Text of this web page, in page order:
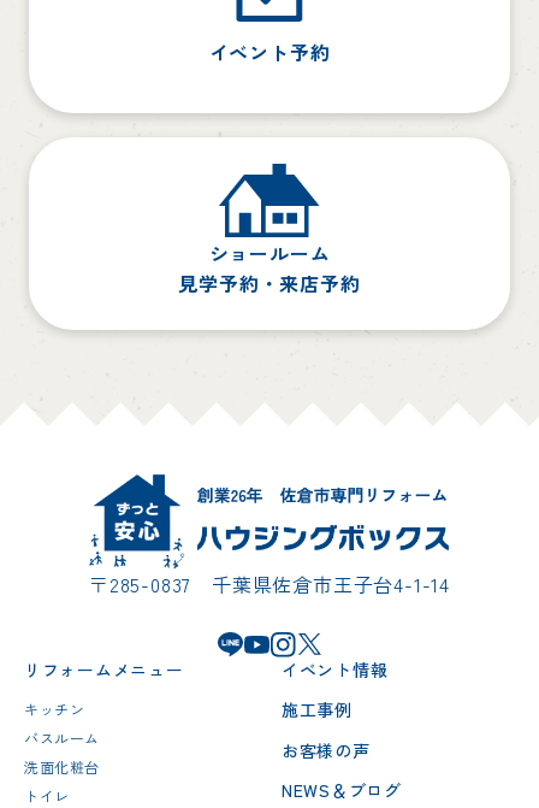
イベント予約
ショールーム
見学予約・来店予約
〒285-0837 千葉県佐倉市王子台4-1-14
リフォームメニュー
キッチン
バスルーム
洗面化粧台
トイレ
イベント情報
施工事例
お客様の声
NEWS＆ブログ